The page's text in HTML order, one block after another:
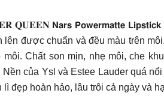
𝐐𝐔𝐄𝐄𝐍 𝗡𝗮𝗿𝘀 𝗣𝗼𝘄𝗲𝗿𝗺𝗮𝘁𝘁𝗲
lên được chuẩn và đều màu trên
môi. Chất son mịn, nhẹ môi, che
của Ysl và Estee Lauder quá
đẹp hoàn hảo, lâu trôi cả ngày và